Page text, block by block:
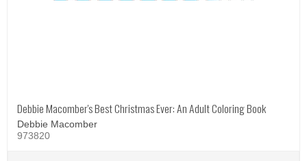
Debbie Macomber's Best Christmas Ever: An Adult Coloring Book
Debbie Macomber
973820